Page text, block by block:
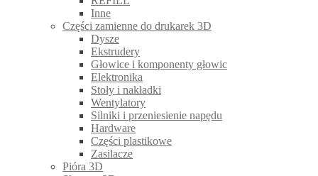
Inne
Części zamienne do drukarek 3D
Dysze
Ekstrudery
Głowice i komponenty głowic
Elektronika
Stoły i nakładki
Wentylatory
Silniki i przeniesienie napędu
Hardware
Części plastikowe
Zasilacze
Pióra 3D